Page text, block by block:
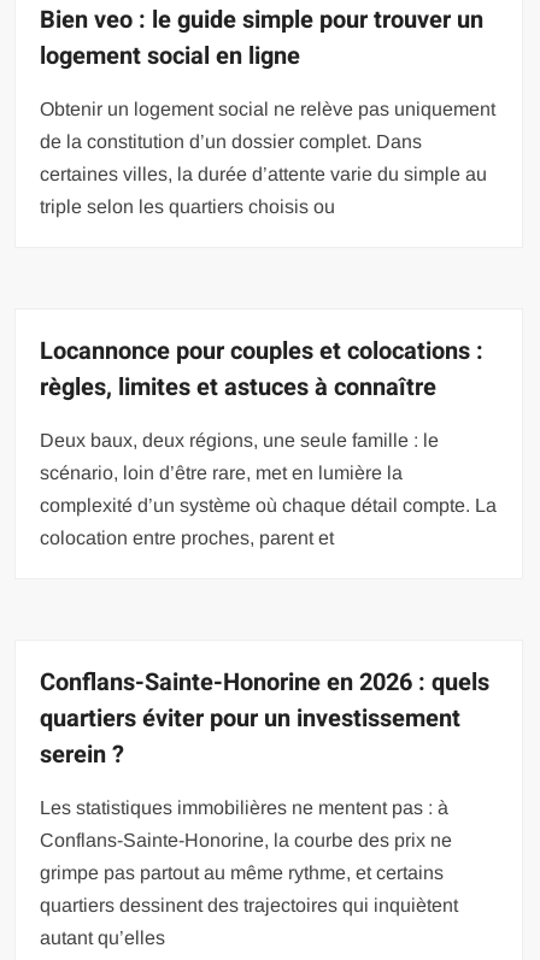
Bien veo : le guide simple pour trouver un
logement social en ligne
Obtenir un logement social ne relève pas uniquement
de la constitution d’un dossier complet. Dans
certaines villes, la durée d’attente varie du simple au
triple selon les quartiers choisis ou
Locannonce pour couples et colocations :
règles, limites et astuces à connaître
Deux baux, deux régions, une seule famille : le
scénario, loin d’être rare, met en lumière la
complexité d’un système où chaque détail compte. La
colocation entre proches, parent et
Conflans-Sainte-Honorine en 2026 : quels
quartiers éviter pour un investissement
serein ?
Les statistiques immobilières ne mentent pas : à
Conflans-Sainte-Honorine, la courbe des prix ne
grimpe pas partout au même rythme, et certains
quartiers dessinent des trajectoires qui inquiètent
autant qu’elles